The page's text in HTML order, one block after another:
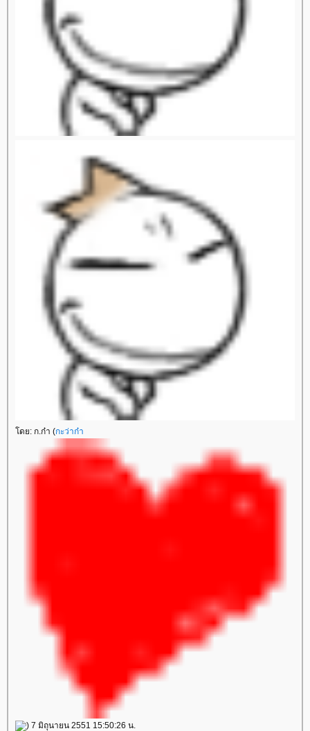
ดย: ก.ก๋า (กะว่าก๋า
) 7 มิถุนายน 2551 15:50:26 น.